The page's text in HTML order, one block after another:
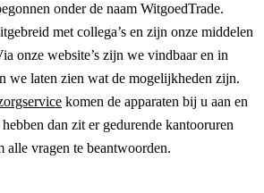
onder de naam WitgoedTrade.
met collega’s en zijn onze middelen
onze website’s zijn we vindbaar en in
we laten zien wat de mogelijkheden zijn.
komen de apparaten bij u aan en
dan zit er gedurende kantooruren
alle vragen te beantwoorden.